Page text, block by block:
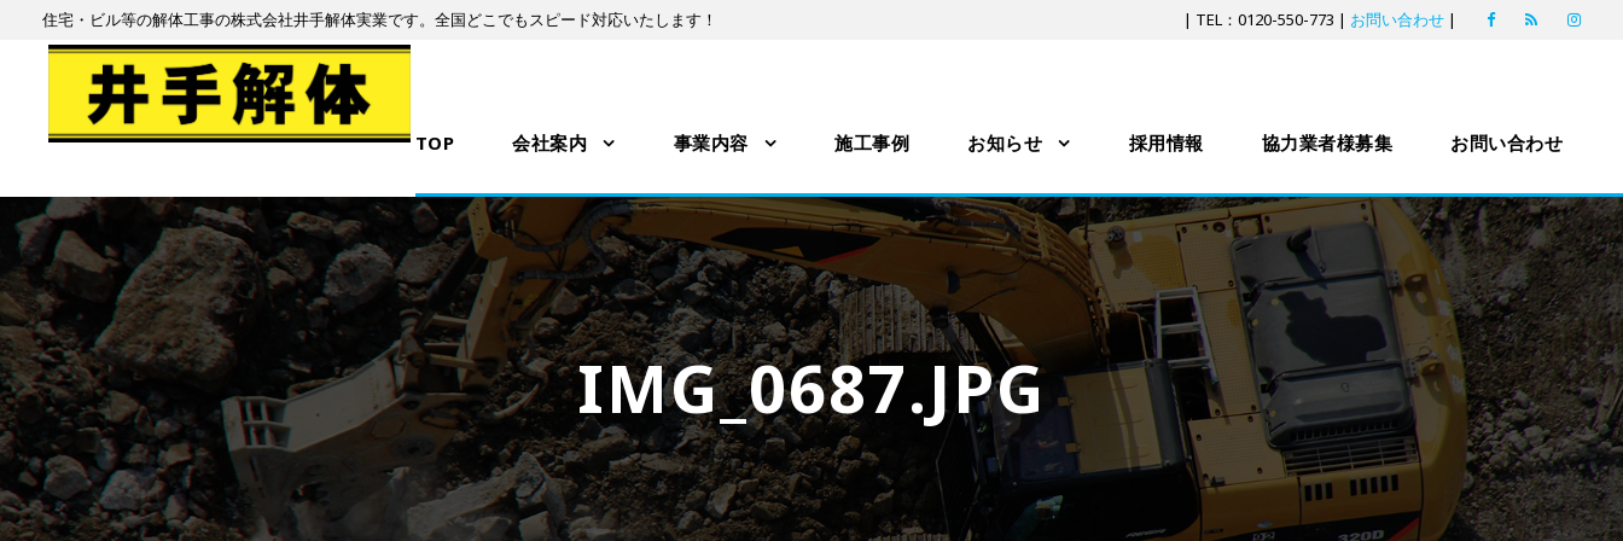
住宅・ビル等の解体工事の株式会社井手解体実業です。全国どこでもスピード対応いたします！ | TEL：0120-550-773 | お問い合わせ |
TOP 会社案内 事業内容 施工事例 お知らせ 採用情報 協力業者様募集 お問い合わせ
IMG_0687.JPG